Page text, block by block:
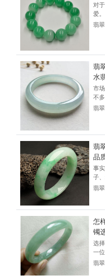
对
爱
翡
翡
水
市
不
翡
翡
品
事
子
翡
怎
镯
选
一位
翡